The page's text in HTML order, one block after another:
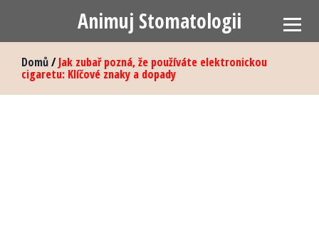
Animuj Stomatologii
Domů/Jak zubař pozná, že používáte elektronickou
cigaretu: Klíčové znaky a dopady